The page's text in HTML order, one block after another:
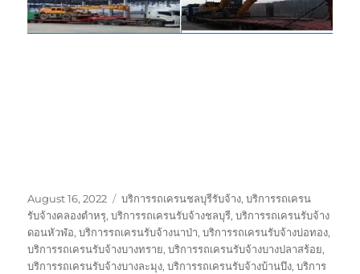
Posted
on
August 16, 2022 Tags
บริการรถเครนชลบุรีรับจ้าง,บริการรถเครน
รับจ้างคลองตำหรุ,บริการรถเครนรับจ้างชลบุรี,บริการรถเครนรับจ้าง
ดอนหัวฬ่อ,บริการรถเครนรับจ้างนาป่า,บริการรถเครนรับจ้างบ่อทอง,
บริการรถเครนรับจ้างบางทราย,บริการรถเครนรับจ้างบางปลาสร้อย,
บริการรถเครนรับจ้างบางละมุง,บริการรถเครนรับจ้างบ้านบึง,บริการ